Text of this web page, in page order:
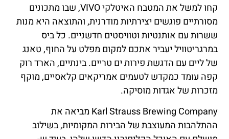
קחו למשל את המטבח האיטלקי VIVO, שבו מתכונים
מסורתיים פוגשים יצירתיות מודרנית, והתוצאה היא מנות
ששרות עם אותנטיות וטוויסטים חדשניים. כל ביס
במרגריטוויל יעביר אתכם למקום מפלט על החוף, טאנג
של ליים עם הדגשת פירות ים טריים. בינתיים, הארד רוק
קפה עומד כמקדש לטעמים אמריקאים קלאסיים, מוקף
מזכרות של אגדות מוסיקה.
Karl Strauss Brewing Company מביאה את
ההתלהבות המעוצבת של הבירות המקומיות, בשילוב